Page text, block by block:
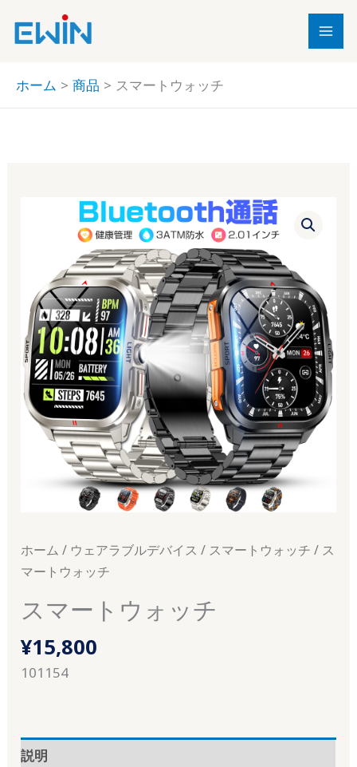
ホーム 商品 スマートウォッチ
ホーム / ウェアラブルデバイス / スマートウォッチ / ス
マートウォッチ
スマートウォッチ
¥15,800
101154
説明